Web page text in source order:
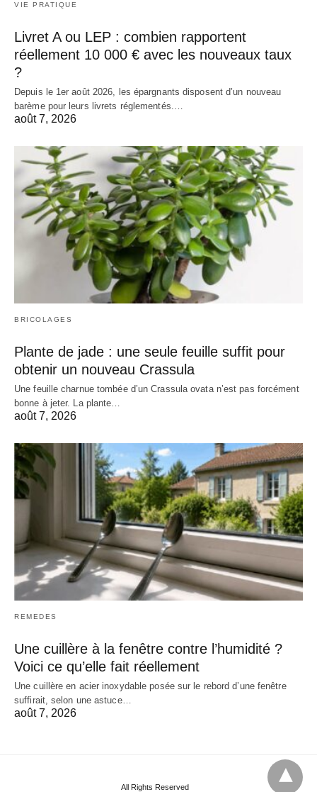
VIE PRATIQUE
Livret A ou LEP : combien rapportent
réellement 10 000 € avec les nouveaux taux
?
Depuis le 1er août 2026, les épargnants disposent d’un nouveau
barème pour leurs livrets réglementés.…
août 7, 2026
BRICOLAGES
Plante de jade : une seule feuille suffit pour
obtenir un nouveau Crassula
Une feuille charnue tombée d’un Crassula ovata n’est pas forcément
bonne à jeter. La plante…
août 7, 2026
REMEDES
Une cuillère à la fenêtre contre l’humidité ?
Voici ce qu’elle fait réellement
Une cuillère en acier inoxydable posée sur le rebord d’une fenêtre
suffirait, selon une astuce…
août 7, 2026
All Rights Reserved